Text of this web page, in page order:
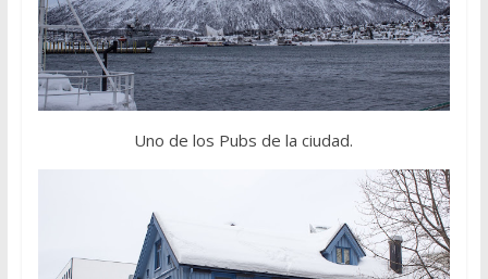
Uno de los Pubs de la ciudad.